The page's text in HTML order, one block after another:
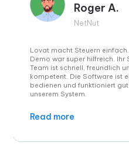
Roger A.
NetNut
Lovat macht Steuern einfach.
Demo war super hilfreich. Ihr
Team ist schnell, freundlich
kompetent. Die Software ist
bedienen und funktioniert
unserem System.
Read more